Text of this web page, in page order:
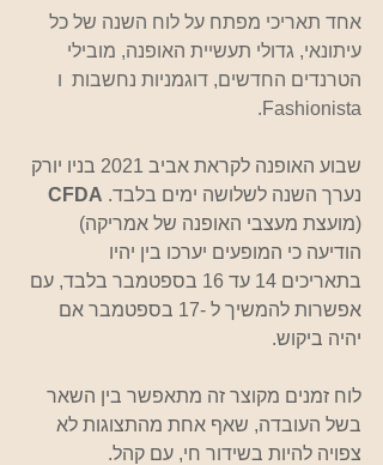
אחד תאריכי מפתח על לוח השנה של כל
עיתונאי, גדולי תעשיית האופנה, מובילי
הטרנדים החדשים, דוגמניות נחשבות  ו
Fashionista.
שבוע האופנה לקראת אביב 2021 בניו יורק
נערך השנה לשלושה ימים בלבד. CFDA
(מועצת מעצבי האופנה של אמריקה)
הודיעה כי המופעים יערכו בין יהיו
בתאריכים 14 עד 16 בספטמבר בלבד, עם
אפשרות להמשיך ל -17 בספטמבר אם
יהיה ביקוש.
לוח זמנים מקוצר זה מתאפשר בין השאר
בשל העובדה, שאף אחת מהתצוגות לא
צפויה להיות בשידור חי, עם קהל.